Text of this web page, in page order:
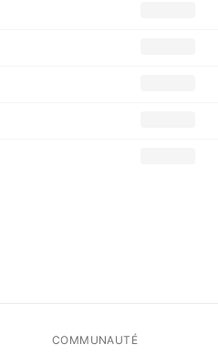
COMMUNAUTÉ